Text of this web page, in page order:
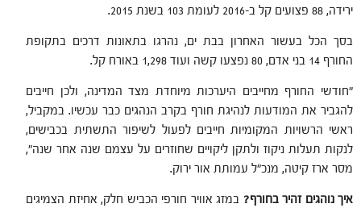
ירידה, 88 פצועים קל ב-2016 לעומת 103 בשנת 2015.
בסך הכל בעשור האחרון בבת ים, נהרגו בתאונות דרכים בתקופת
החורף 14 בני אדם, 80 נפצעו קשה ועוד 1,298 באורח קל.
"חודשי החורף מחייבים היערכות מיוחדת מצד המדינה, ולכן חייבים
להגביר את המודעות לנהיגת חורף בקרב הנהגים כבר עכשיו. במקביל,
ראשי הרשויות המקומיות חייבים לפעול לשיפור התשתית בכבישים,
לנקות תעלות ניקוז ולתקן ליקויים שחוזרים על עצמם שנה אחר שנה",
מסר ארז קיטה, מנכ"ל עמותת אור ירוק.
איך נוהגים זהיר בחורף? במזג אוויר חורפי הכביש חלק, אחיזת הצמיגים